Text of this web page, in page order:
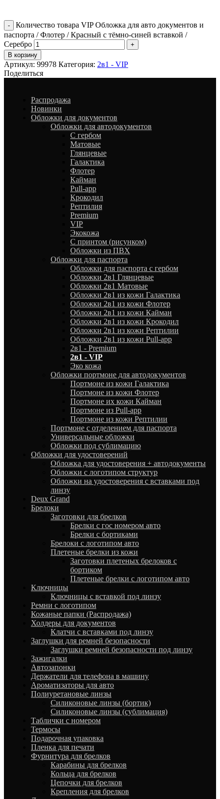
Количество товара VIP Обложка для авто документов и
паспорта / Флотер / Красный с тёмно-синей вставкой /
Серебро
В корзину
Артикул: 99978 Категория: 2в1 - VIP
Поделиться
Распродажа
Новинки
Обложки для документов
Обложки для автодокументов
С гербом
Матовые
Глянцевые
Галактика
Флотер
Кайман
Pull-app
Крокодил
Рептилия
Premium
VIP
Экокожа
С принтом (рисунком)
Обложки из ПВХ
Обложки для паспорта
Обложки для паспорта с гербом
Обложки 2в1 Глянцевые
Обложки 2в1 Матовые
Обложки 2в1 из кожи Галактика
Обложки 2в1 из кожи Флотер
Обложки 2в1 из кожи Кайман
Обложки 2в1 из кожи Крокодил
Обложки 2в1 из кожи Рептилии
Обложки 2в1 из кожи Pull-app
2в1 - Premium
2в1 - VIP
Эко кожа
Обложки портмоне для автодокументов
Портмоне из кожи Галактика
Портмоне из кожи Флотер
Портмоне их кожи Кайман
Портмоне из Pull-app
Портмоне из кожи Рептилии
Портмоне с отделением для паспорта
Универсальные обложки
Обложки под сублимацию
Обложки для удостоверений
Обложка для удостоверения + автодокументы
Обложки с логотипом структур
Обложки на удостоверения с вставками под
линзу
Deux Grand
Брелоки
Заготовки для брелков
Брелки с гос номером авто
Брелки с бортиками
Брелоки с логотипом авто
Плетеные брелки из кожи
Заготовки плетеных брелоков с
бортиком
Плетеные брелки с логотипом авто
Ключницы
Ключницы с вставкой под линзу
Ремни с логотипом
Кожаные папки (Распродажа)
Холдеры для документов
Клатчи с вставками под линзу
Заглушки для ремней безопасности
Заглушки ремней безопасности под линзу
Зажигалки
Автозапонки
Держатели для телефона в машину
Ароматизаторы для авто
Полиуретановые линзы
Силиконовые линзы (бортик)
Силиконовые линзы (сублимация)
Таблички с номером
Термосы
Подарочная упаковка
Пленка для печати
Фурнитура для брелков
Карабины для брелков
Кольца для брелков
Цепочки для брелков
Крепления для брелков